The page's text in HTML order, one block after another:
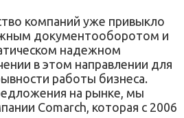
компаний уже привыкло
документооборотом и
надежном
в этом направлении для
работы бизнеса.
на рынке, мы
Comarch, которая с 2006